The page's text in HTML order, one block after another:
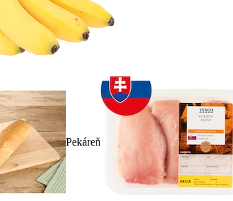
Pekáreň